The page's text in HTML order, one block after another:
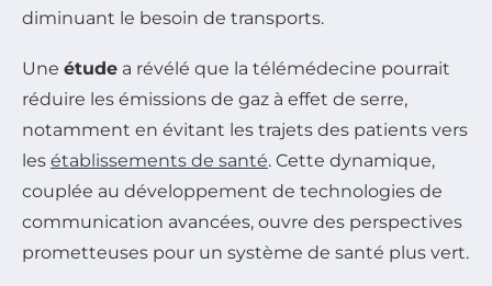
diminuant le besoin de transports.
Une étude a révélé que la télémédecine pourrait
réduire les émissions de gaz à effet de serre,
notamment en évitant les trajets des patients vers
les établissements de santé. Cette dynamique,
couplée au développement de technologies de
communication avancées, ouvre des perspectives
prometteuses pour un système de santé plus vert.